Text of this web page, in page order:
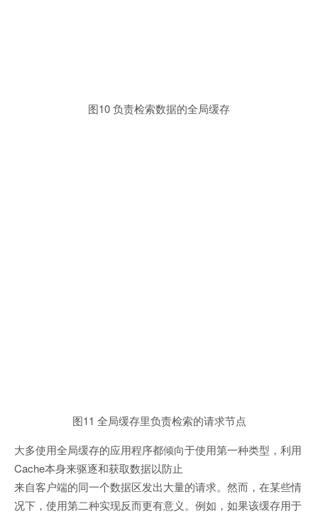
图10 负责检索数据的全局缓存
图11 全局缓存里负责检索的请求节点
大多使用全局缓存的应用程序都倾向于使用第一种类型，利用
Cache本身来驱逐和获取数据以防止
来自客户端的同一个数据区发出大量的请求。然而，在某些情
况下，使用第二种实现反而更有意义。例如，如果该缓存用于